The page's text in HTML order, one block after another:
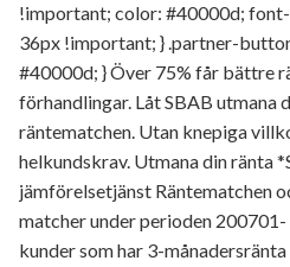
!important; color: #40000d;
36px !important; } .partner-
#40000d; } Över 75% får bättre
förhandlingar. Låt SBAB utmana
räntematchen. Utan knepiga
helkundskrav. Utmana din ränta
jämförelsetjänst Räntematchen
matcher under perioden
kunder som har 3-